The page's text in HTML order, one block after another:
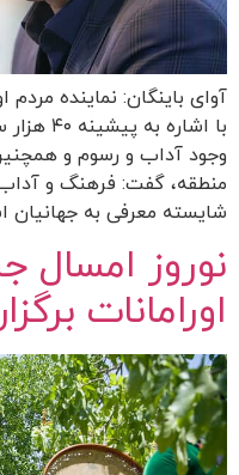
آوای باینگان: نماینده
با
وجود آداب و رسوم و
منطقه، گفت: فرهنگ و
شایسته معرفی به جهانیان
نوروز امسال
اورامانات